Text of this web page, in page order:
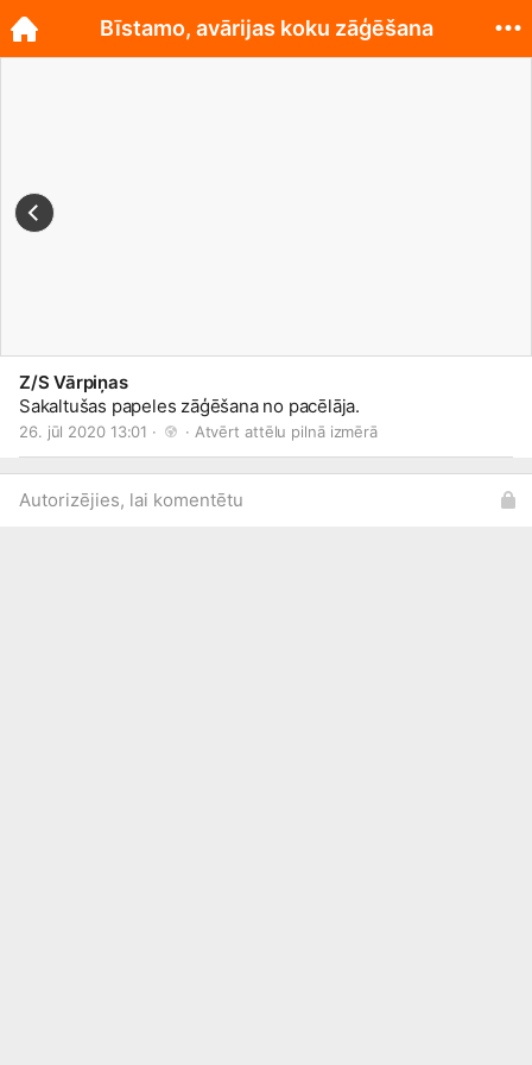
Z/S Vārpiņas
Sakaltušas papeles zāģēšana no pacēlāja.
26. jūl 2020 13:01 · · Atvērt attēlu pilnā izmērā
Autorizējies, lai komentētu
Bīstamo, avārijas koku zāģēšana